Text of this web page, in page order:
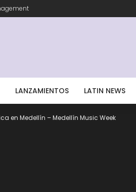
LANZAMIENTOS LATIN NEWS
en Medellín – Medellín Music Week